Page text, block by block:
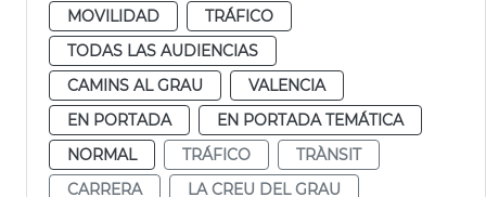
MOVILIDAD
TRÁFICO
TODAS LAS AUDIENCIAS
CAMINS AL GRAU
VALENCIA
EN PORTADA
EN PORTADA TEMÁTICA
NORMAL
TRÁFICO
TRÀNSIT
CARRERA
LA CREU DEL GRAU